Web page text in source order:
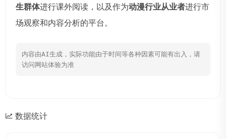
生群体进行课外阅读，以及作为动漫行业从业者进行市
场观察和内容分析的平台。
内容由AI生成，实际功能由于时间等各种因素可能有出入，请
访问网站体验为准
数据统计